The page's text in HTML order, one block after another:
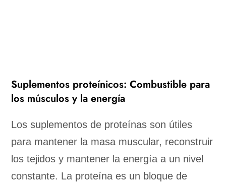
Suplementos proteínicos: Combustible para
los músculos y la energía
Los suplementos de proteínas son útiles
para mantener la masa muscular, reconstruir
los tejidos y mantener la energía a un nivel
constante. La proteína es un bloque de